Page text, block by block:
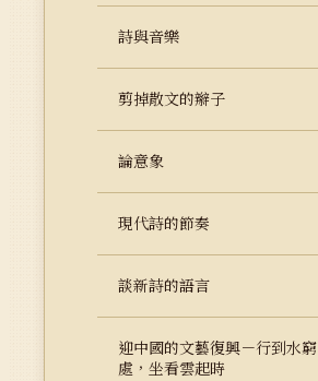
詩與音樂
剪掉散文的辮子
論意象
現代詩的節奏
談新詩的語言
迎中國的文藝復興－行到水窮
處，坐看雲起時